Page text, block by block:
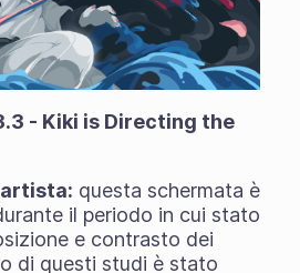
- Kiki is Directing the
questa schermata è
il periodo in cui stato
e contrasto dei
di questi studi è stato